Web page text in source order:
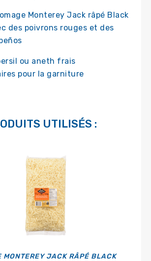
Monterey Jack râpé Black
des poivrons rouges et des
ou aneth frais
pour la garniture
UTILISÉS :
MONTEREY JACK RÂPÉ BLACK